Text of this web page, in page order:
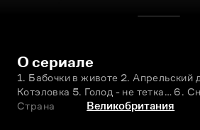
О сериале
1. Бабочки в животе 2. Апрельский
Котэловка 5. Голод - не тeтка… 6.
Страна
Великобритания